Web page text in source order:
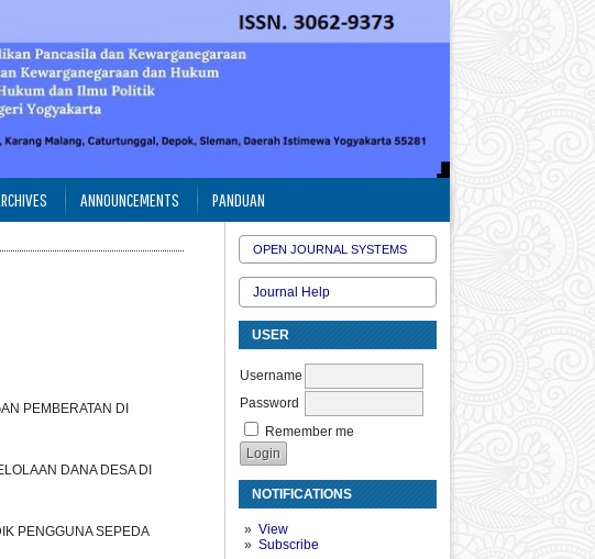
OPEN JOURNAL SYSTEMS
Journal Help
USER
Username
Password
Remember me
NOTIFICATIONS
View
Subscribe
ANNOUNCEMENTS PANDUAN
PEMBERATAN DI
DANA DESA DI
PENGGUNA SEPEDA